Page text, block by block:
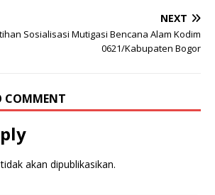
NEXT
Sosialisasi Mutigasi Bencana Alam Kodim
0621/Kabupaten Bogor
COMMENT
akan dipublikasikan.